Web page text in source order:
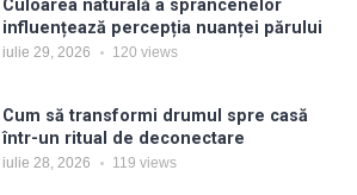
Culoarea naturală a sprâncenelor
influențează percepția nuanței părului
iulie 29, 2026 120 views
Cum să transformi drumul spre casă
într-un ritual de deconectare
iulie 28, 2026 119 views